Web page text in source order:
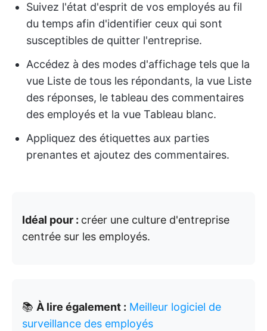
Suivez l'état d'esprit de vos employés au fil
du temps afin d'identifier ceux qui sont
susceptibles de quitter l'entreprise.
Accédez à des modes d'affichage tels que la
vue Liste de tous les répondants, la vue Liste
des réponses, le tableau des commentaires
des employés et la vue Tableau blanc.
Appliquez des étiquettes aux parties
prenantes et ajoutez des commentaires.
Idéal pour : créer une culture d'entreprise
centrée sur les employés.
📚 À lire également : Meilleur logiciel de
surveillance des employés